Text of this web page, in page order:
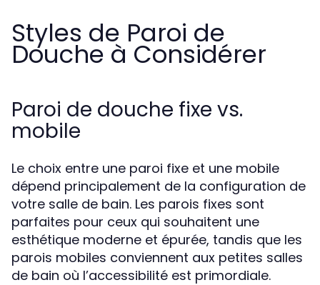
Styles de Paroi de
Douche à Considérer
Paroi de douche fixe vs.
mobile
Le choix entre une paroi fixe et une mobile
dépend principalement de la configuration de
votre salle de bain. Les parois fixes sont
parfaites pour ceux qui souhaitent une
esthétique moderne et épurée, tandis que les
parois mobiles conviennent aux petites salles
de bain où l’accessibilité est primordiale.